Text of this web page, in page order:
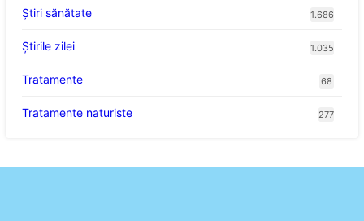
Ştiri sănătate 1.686
Știrile zilei 1.035
Tratamente 68
Tratamente naturiste 277